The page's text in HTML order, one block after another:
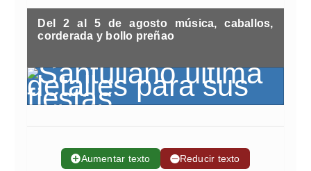
Del 2 al 5 de agosto música, caballos,
corderada y bollo preñao
➕Aumentar texto ➖Reducir texto